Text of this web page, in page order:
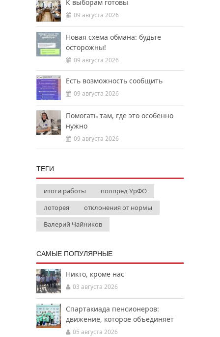
К выборам готовы
09 августа 2026
Новая схема обмана: будьте
осторожны!
09 августа 2026
Есть возможность сообщить
09 августа 2026
Помогать там, где это особенно
нужно
09 августа 2026
ТЕГИ
итоги работы
полпред УрФО
лоторея
отклонения от нормы
Валерий Чайников
САМЫЕ ПОПУЛЯРНЫЕ
Никто, кроме нас
03 августа 2026
Спартакиада пенсионеров:
движение, которое объединяет
05 августа 2026